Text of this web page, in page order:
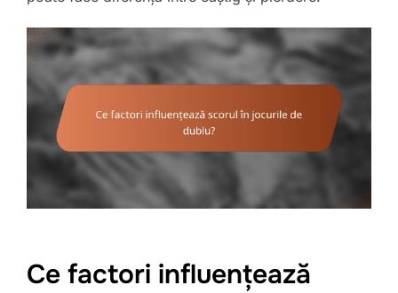
Ce factori influențează